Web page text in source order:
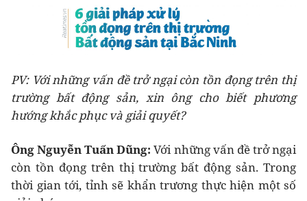
PV: Với những vấn đề trở ngại còn tồn đọng trên thị
trường bất động sản, xin ông cho biết phương
hướng khắc phục và giải quyết?
Ông Nguyễn Tuấn Dũng: Với những vấn đề trở ngại
còn tồn đọng trên thị trường bất động sản. Trong
thời gian tới, tỉnh sẽ khẩn trương thực hiện một số